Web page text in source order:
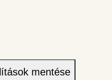
mentése